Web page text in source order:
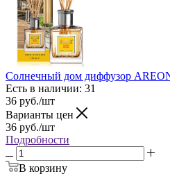
Солнечный дом диффузор
Есть в наличии: 31
36 руб./шт
Варианты цен
36 руб./шт
Подробности
В корзину